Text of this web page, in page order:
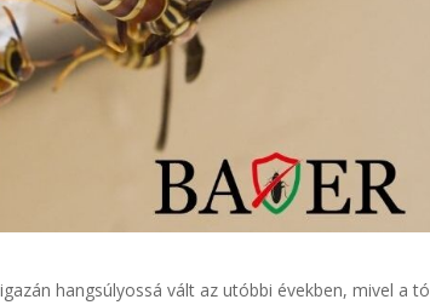
hangsúlyossá vált az utóbbi években, mivel a tó